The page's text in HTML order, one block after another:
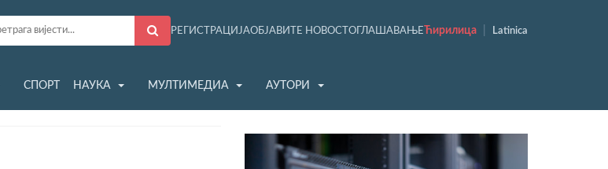
РЕГИСТРАЦИЈАОБЈАВИТЕ НОВОСТ ОГЛАШАВАЊЕ Ћирилица Latinica
СПОРТ НАУКА МУЛТИМЕДИА АУТОРИ